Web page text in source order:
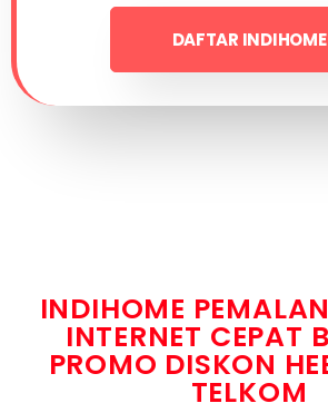
DAFTAR INDIHOME
INDIHOME
INTERNET CEPAT
PROMO DISKON
TELKOM